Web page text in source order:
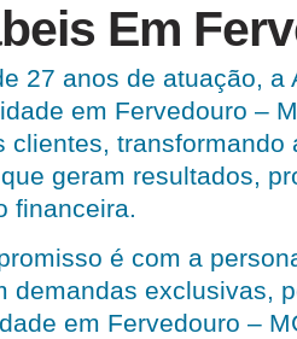
Em
27 anos de atuação,
em Fervedouro –
clientes, transformando
geram resultados,
financeira.
é com a
demandas exclusivas,
em Fervedouro –